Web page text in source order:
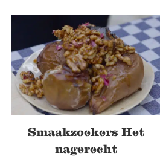
Smaakzoekers Het
nagerecht
In de media Video
Smaakzoekers Het
nagerecht